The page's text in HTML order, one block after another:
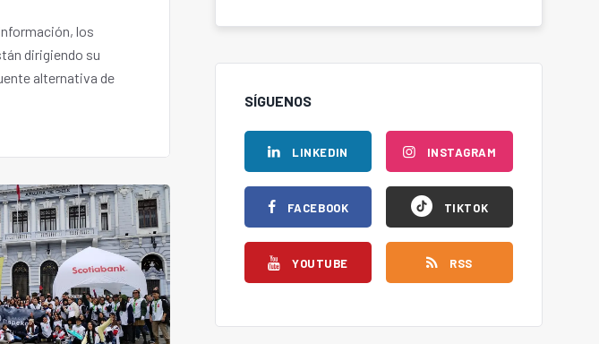
los
dirigiendo su
alternativa de
SÍGUENOS
LINKEDIN
FACEBOOK
YOUTUBE
INSTAGRAM
TIKTOK
RSS